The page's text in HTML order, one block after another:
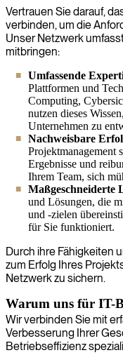
Wir stellen erfahrene IT-
Verfügung, die
Organisation liefern.
Vertrauen Sie darauf,
verbinden, um die
Unser Netzwerk
mitbringen:
Umfassende
Plattformen und
Computing,
nutzen dieses
Unternehmen zu
Nachweisbare
Projektmanagement
Ergebnisse und
Ihrem Team, sich
Maßgeschneiderte
und Lösungen, die
und -zielen
für Sie funktioniert.
Durch ihre Fähigkeiten
zum Erfolg Ihres
Netzwerk zu sichern.
Warum uns für IT-
Wir verbinden Sie mit
Verbesserung Ihrer
Betriebseffizienz